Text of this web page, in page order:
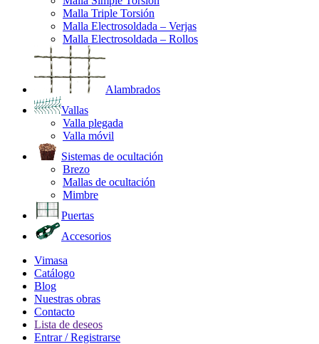
Malla Triple Torsión
Malla Electrosoldada – Verjas
Malla Electrosoldada – Rollos
Alambrados
Vallas
Valla plegada
Valla móvil
Sistemas de ocultación
Brezo
Mallas de ocultación
Mimbre
Puertas
Accesorios
Vimasa
Catálogo
Blog
Nuestras obras
Contacto
Lista de deseos
Entrar / Registrarse